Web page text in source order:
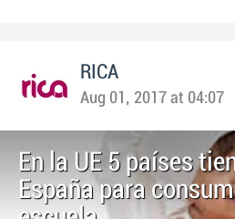
RICA
Aug 01, 2017 at 04:07
En la UE 5 países
España para